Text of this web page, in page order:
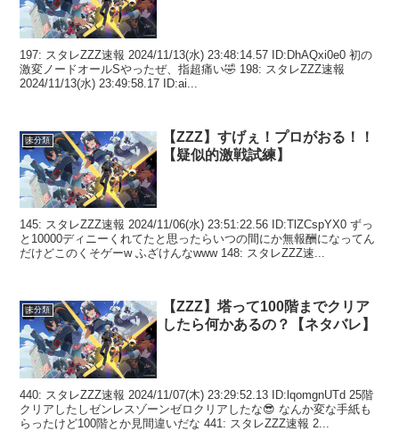
197: スタレZZZ速報 2024/11/13(水) 23:48:14.57 ID:DhAQxi0e0 初の
激変ノードオールSやったぜ、指超痛い🤣 198: スタレZZZ速報
2024/11/13(水) 23:49:58.17 ID:ai...
未分類
【ZZZ】すげぇ！プロがおる！！
【疑似的激戦試練】
145: スタレZZZ速報 2024/11/06(水) 23:51:22.56 ID:TlZCspYX0 ずっ
と10000ディニーくれてたと思ったらいつの間にか無報酬になってん
だけどこのくそゲーw ふざけんなwww 148: スタレZZZ速...
未分類
【ZZZ】塔って100階までクリア
したら何かあるの？【ネタバレ】
440: スタレZZZ速報 2024/11/07(木) 23:29:52.13 ID:lqomgnUTd 25階
クリアしたしゼンレスゾーンゼロクリアしたな😎 なんか変な手紙も
らったけど100階とか見間違いだな 441: スタレZZZ速報 2...